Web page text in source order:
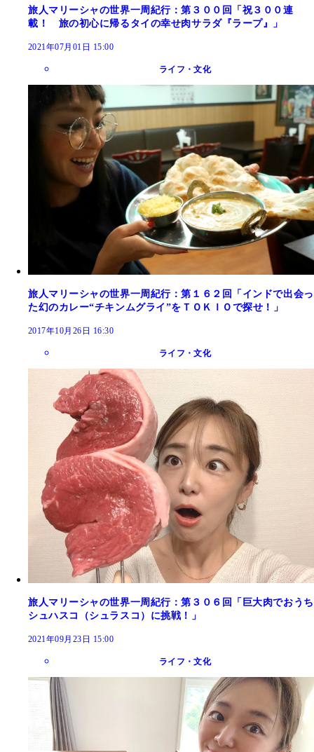
旅人マリーシャの世界一周紀行：第３００回「祝３００連
載！ 旅の初心に帰るタイの幸せ肉サラダ『ラープ』」
2021年07月01日 15:00
ライフ・文化
旅人マリーシャの世界一周紀行：第１６２回「インドで出会っ
た幻のカレー“チキンムグライ”をＴＯＫＩＯで探せ！」
2017年10月26日 16:30
ライフ・文化
旅人マリーシャの世界一周紀行：第３０６回「巨大肉でおうち
シュハスコ（シュラスコ）に挑戦！」
2021年09月23日 15:00
ライフ・文化